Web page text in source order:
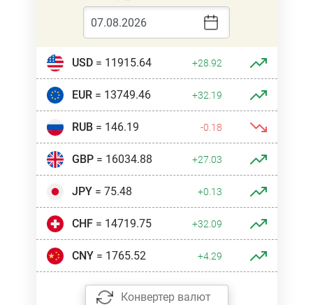
USD= 11915.64 +28.92
EUR= 13749.46 +32.19
RUB= 146.19 -0.18
GBP= 16034.88 +27.03
JPY= 75.48 +0.13
CHF= 14719.75 +32.09
CNY= 1765.52 +4.29
Конвертер валют